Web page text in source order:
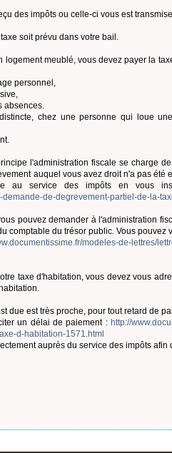
des impôts ou celle-ci vous est
soit prévu dans votre bail.
meublé, vous devez payer la
personnel,
absences.
chez une personne qui loue
l'administration fiscale se charge
auquel vous avez droit n'a pas été
au service des impôts en vous
de-degrevement-partiel-de-la-
pouvez demander à l'administration
comptable du trésor public. Vous pouvez
modeles-de-lettres/
taxe d'habitation, vous devez vous
due est très proche, pour tout retard de
un délai de paiement : http://
d-habitation-1571.html
auprès du service des impôts afin